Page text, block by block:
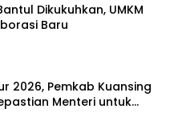
Dikukuhkan, UMKM
Baru
2026, Pemkab Kuansing
Menteri untuk